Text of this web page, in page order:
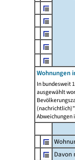
Wohnungen
In bundesweit
ausgewählt
Abweichungen
Davon